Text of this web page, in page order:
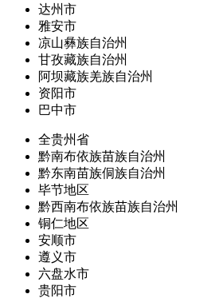
达州市
雅安市
凉山彝族自治州
甘孜藏族自治州
阿坝藏族羌族自治州
资阳市
巴中市
全贵州省
黔南布依族苗族自治州
黔东南苗族侗族自治州
毕节地区
黔西南布依族苗族自治州
铜仁地区
安顺市
遵义市
六盘水市
贵阳市